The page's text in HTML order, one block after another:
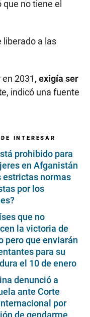
no tiene el
liberado a las
2031, exigía ser
e, indicó una fuente
INTERESAR
prohibido para
en Afganistán
estrictas normas
por los
que no
la victoria de
pero que enviarán
para su
el 10 de enero
denunció a
ante Corte
por
de gendarme